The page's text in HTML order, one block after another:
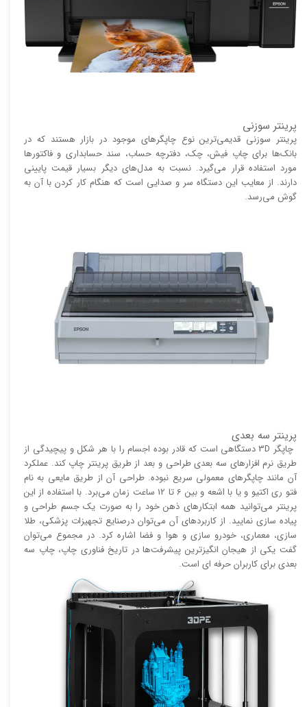
پرینتر سوزنی
پرینتر سوزنی قدیمی‌ترین نوع چاپگر‌های موجود در بازار هستند که در
بانک‌ها برای چاپ فیش، چک، دفترچه حساب، سند حسابداری و فاکتور‌ها
مورد استفاده قرار می‌گیرد. نسبت به مدل‌های دیگر بسیار قیمت پایینی
دارند. از معایب این دستگاه سر و صدایی است که هنگام کار کردن با آن به
گوش می‌رسد.
پرینتر سه بعدی
چاپگر 3D دستگاهی است که قادر بوده اجسام را با هر شکل و پیچیدگی از
طریق نرم افزار‌های سه بعدی طراحی و بعد از طریق پرینتر چاپ کند. عملکرد
آن مانند چاپگر‌های معمولی سریع نبوده. طراحی آن از طریق مایعی به نام
فتو ری اکتیو و یا با اشعه و بین 6 تا 12 ساعت زمان می‌برد. با استفاده از این
پرینتر می‌توانید همه ابتکار‌های ذهن خود را به صورت یک جسم طراحی و
پیاده سازی نمایید. از کاربرد‌های آن می‌توان درصنایع تجهیزات پزشکی، طلا
سازی، معماری، خودرو سازی و هوا و فضا اشاره کرد. در مجموع می‌توان
گفت یکی از هیجان انگیز‌‌ترین پیشرفت‌ها در تاریخ فناوری چاپ، چاپ سه
بعدی برای کاربران حرفه ای است.